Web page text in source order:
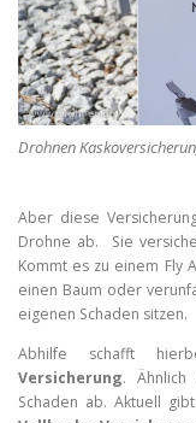
Drohnen
Aber diese
Drohne ab. Sie
Kommt es zu einem Fly
einen Baum oder
eigenen Schaden sitzen.
Abhilfe schafft
Versicherung.
Schaden ab. Aktuell